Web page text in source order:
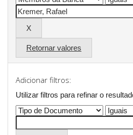
Retornar valores
Adicionar filtros:
Utilizar filtros para refinar o